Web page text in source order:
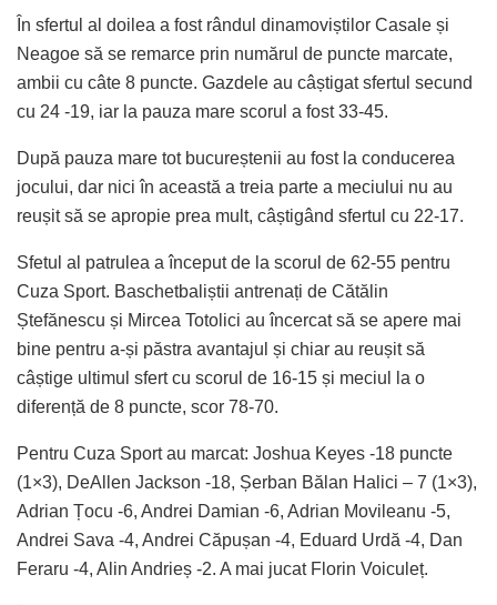
În sfertul al doilea a fost rândul dinamoviștilor Casale și
Neagoe să se remarce prin numărul de puncte marcate,
ambii cu câte 8 puncte. Gazdele au câștigat sfertul secund
cu 24 -19, iar la pauza mare scorul a fost 33-45.
După pauza mare tot bucureștenii au fost la conducerea
jocului, dar nici în această a treia parte a meciului nu au
reușit să se apropie prea mult, câștigând sfertul cu 22-17.
Sfetul al patrulea a început de la scorul de 62-55 pentru
Cuza Sport. Baschetbaliștii antrenați de Cătălin
Ștefănescu și Mircea Totolici au încercat să se apere mai
bine pentru a-și păstra avantajul și chiar au reușit să
câștige ultimul sfert cu scorul de 16-15 și meciul la o
diferență de 8 puncte, scor 78-70.
Pentru Cuza Sport au marcat: Joshua Keyes -18 puncte
(1×3), DeAllen Jackson -18, Șerban Bălan Halici – 7 (1×3),
Adrian Țocu -6, Andrei Damian -6, Adrian Movileanu -5,
Andrei Sava -4, Andrei Căpușan -4, Eduard Urdă -4, Dan
Feraru -4, Alin Andrieș -2. A mai jucat Florin Voiculeț.